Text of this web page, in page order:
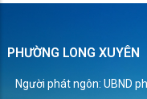
PHƯỜNG LONG XUYÊN
Người phát ngôn: UBND